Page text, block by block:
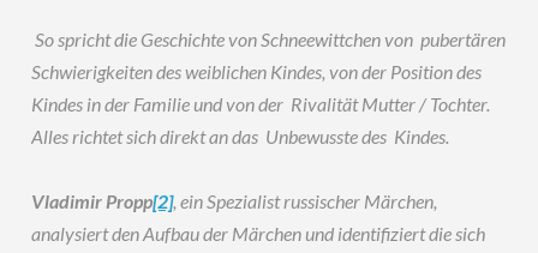
So spricht die Geschichte von Schneewittchen von pubertären
Schwierigkeiten des weiblichen Kindes, von der Position des
Kindes in der Familie und von der Rivalität Mutter / Tochter.
Alles richtet sich direkt an das Unbewusste des Kindes.
Vladimir Propp[2], ein Spezialist russischer Märchen,
analysiert den Aufbau der Märchen und identifiziert die sich